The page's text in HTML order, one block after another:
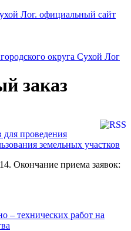
Лог. официальный сайт
округа Сухой Лог
заказ
проведения
земельных участков
Окончание приема заявок:
– технических работ на